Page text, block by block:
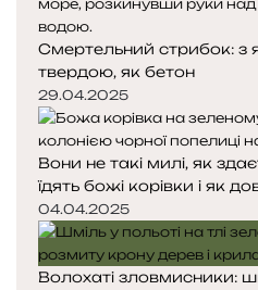
Смертельний стрибок: з
твердою, як бетон
29.04.2025
Вони не такі милі, як
їдять божі корівки і як
04.04.2025
Волохаті зловмисники: